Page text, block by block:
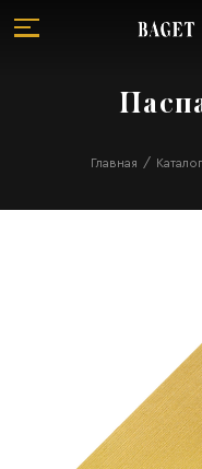
Главная Каталог